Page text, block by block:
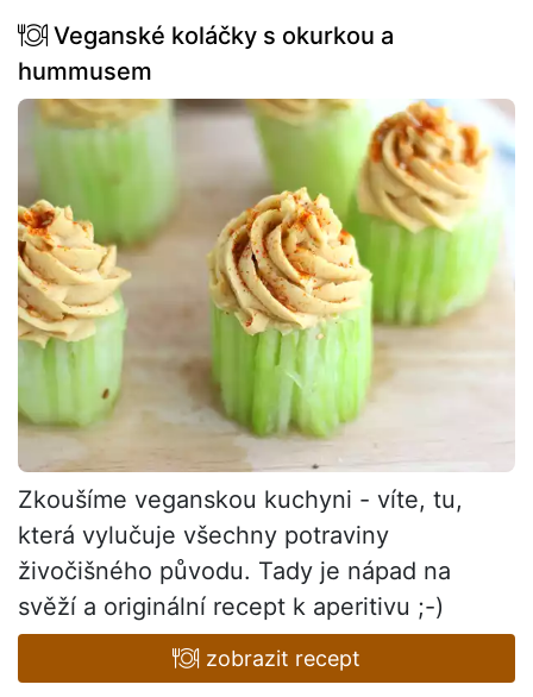
Veganské koláčky s okurkou a
hummusem
Zkoušíme veganskou kuchyni - víte, tu,
která vylučuje všechny potraviny
živočišného původu. Tady je nápad na
svěží a originální recept k aperitivu ;-)
zobrazit recept